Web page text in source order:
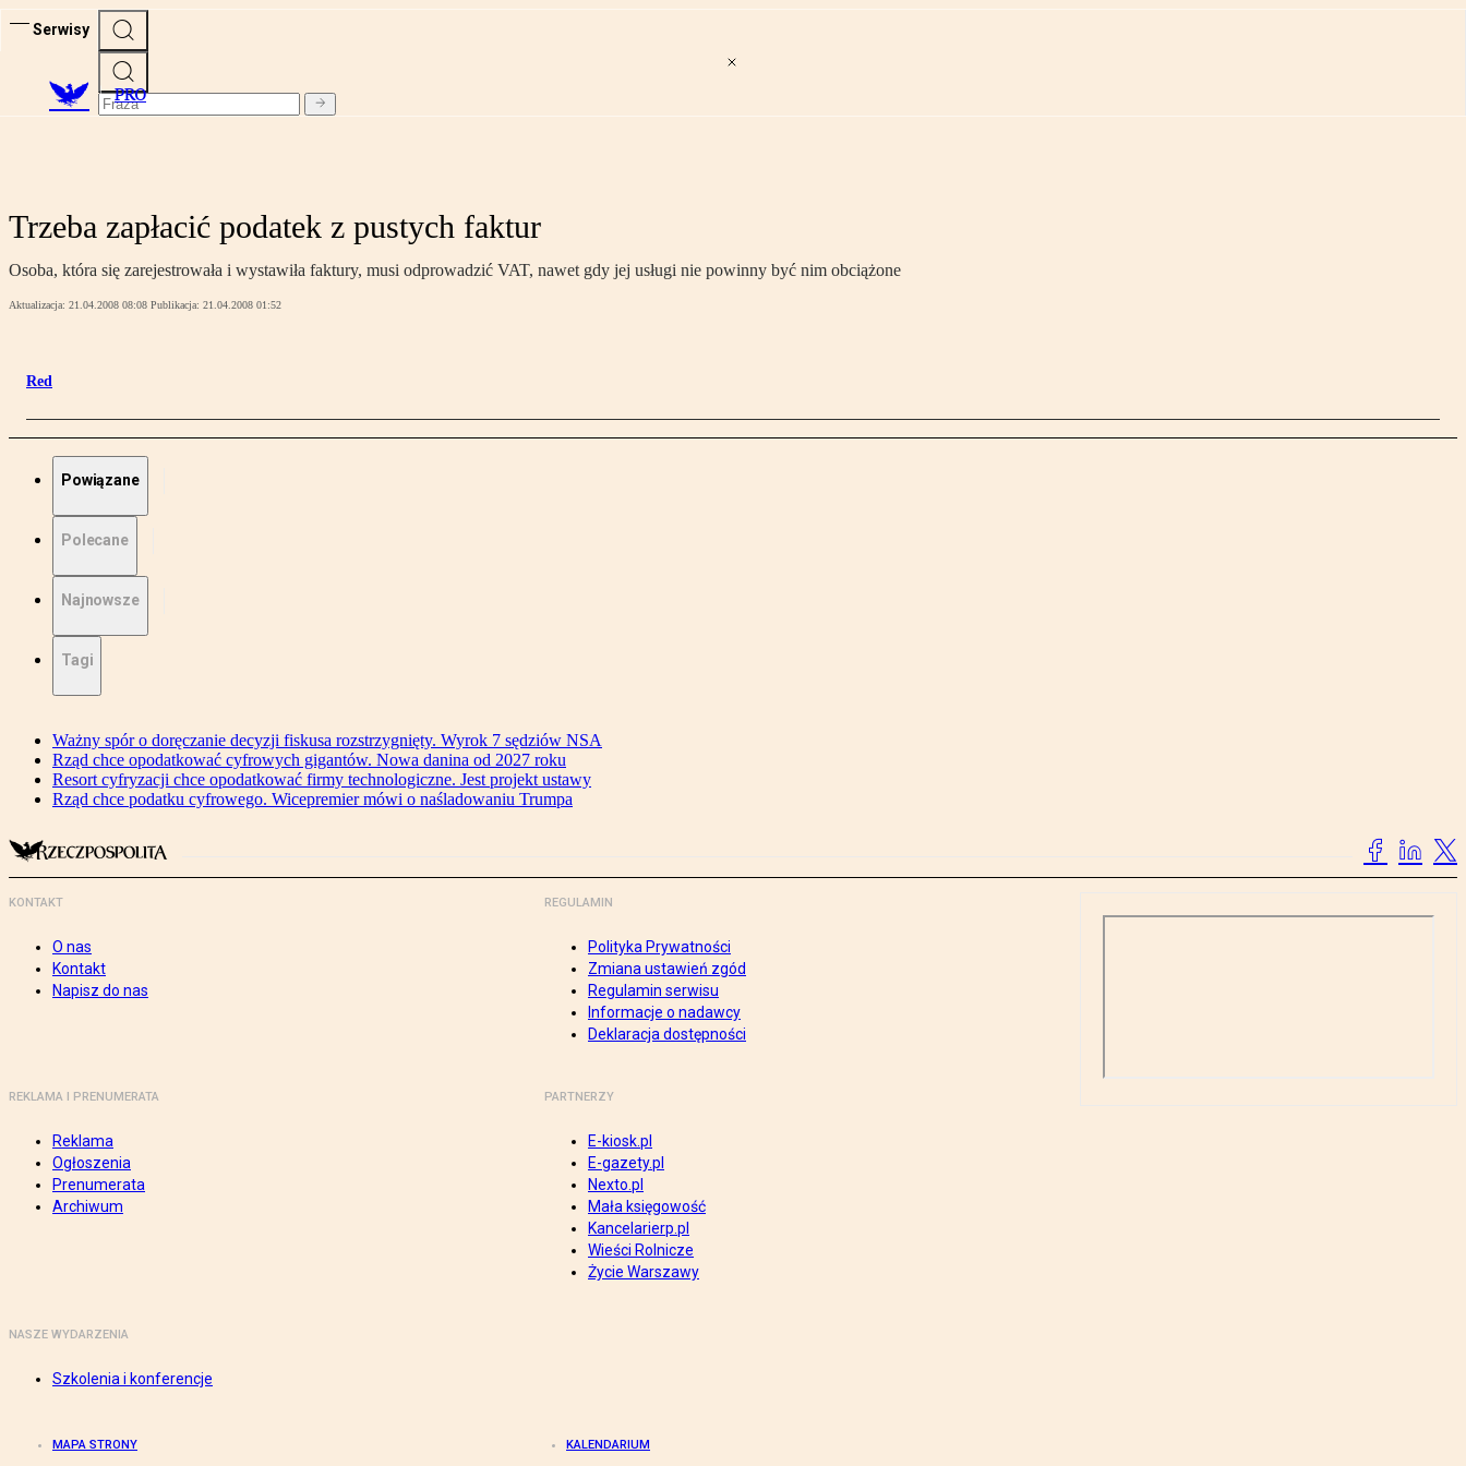
Serwisy
PRO
Trzeba zapłacić podatek z pustych faktur
Osoba, która się zarejestrowała i wystawiła faktury, musi odprowadzić VAT, nawet gdy jej usługi nie powinny być nim obciążone
Aktualizacja: 21.04.2008 08:08 Publikacja: 21.04.2008 01:52
Red
Powiązane
Polecane
Najnowsze
Tagi
Ważny spór o doręczanie decyzji fiskusa rozstrzygnięty. Wyrok 7 sędziów NSA
Rząd chce opodatkować cyfrowych gigantów. Nowa danina od 2027 roku
Resort cyfryzacji chce opodatkować firmy technologiczne. Jest projekt ustawy
Rząd chce podatku cyfrowego. Wicepremier mówi o naśladowaniu Trumpa
KONTAKT
O nas
Kontakt
Napisz do nas
REGULAMIN
Polityka Prywatności
Zmiana ustawień zgód
Regulamin serwisu
Informacje o nadawcy
Deklaracja dostępności
REKLAMA I PRENUMERATA
Reklama
Ogłoszenia
Prenumerata
Archiwum
PARTNERZY
E-kiosk.pl
E-gazety.pl
Nexto.pl
Mała księgowość
Kancelarierp.pl
Wieści Rolnicze
Życie Warszawy
NASZE WYDARZENIA
Szkolenia i konferencje
MAPA STRONY KALENDARIUM